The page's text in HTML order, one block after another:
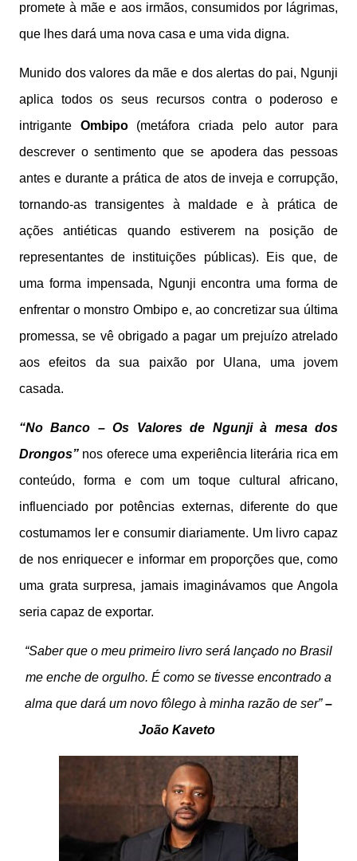
promete à mãe e aos irmãos, consumidos por lágrimas,
que lhes dará uma nova casa e uma vida digna.
Munido dos valores da mãe e dos alertas do pai, Ngunji
aplica todos os seus recursos contra o poderoso e
intrigante Ombipo (metáfora criada pelo autor para
descrever o sentimento que se apodera das pessoas
antes e durante a prática de atos de inveja e corrupção,
tornando-as transigentes à maldade e à prática de
ações antiéticas quando estiverem na posição de
representantes de instituições públicas). Eis que, de
uma forma impensada, Ngunji encontra uma forma de
enfrentar o monstro Ombipo e, ao concretizar sua última
promessa, se vê obrigado a pagar um prejuízo atrelado
aos efeitos da sua paixão por Ulana, uma jovem
casada.
“No Banco – Os Valores de Ngunji à mesa dos
Drongos” nos oferece uma experiência literária rica em
conteúdo, forma e com um toque cultural africano,
influenciado por potências externas, diferente do que
costumamos ler e consumir diariamente. Um livro capaz
de nos enriquecer e informar em proporções que, como
uma grata surpresa, jamais imaginávamos que Angola
seria capaz de exportar.
“Saber que o meu primeiro livro será lançado no Brasil
me enche de orgulho. É como se tivesse encontrado a
alma que dará um novo fôlego à minha razão de ser”–
João Kaveto